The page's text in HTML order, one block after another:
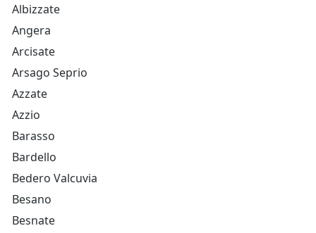
Albizzate
Angera
Arcisate
Arsago Seprio
Azzate
Azzio
Barasso
Bardello
Bedero Valcuvia
Besano
Besnate